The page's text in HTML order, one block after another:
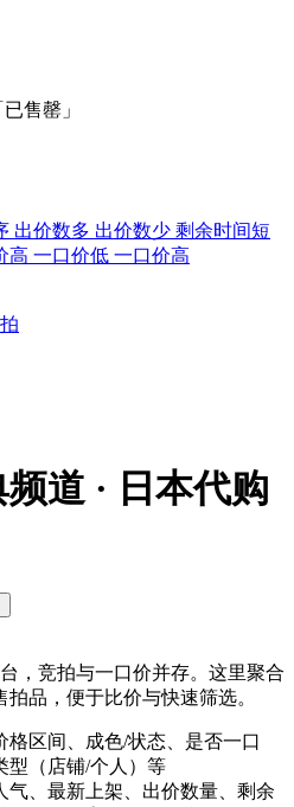
售罄」
出价数多 出价数少 剩余时间短
高 一口价低 一口价高
道 · 日本代购
，竞拍与一口价并存。这里聚合
品，便于比价与快速筛选。
格区间、成色/状态、是否一口
型（店铺/个人）等
气、最新上架、出价数量、剩余